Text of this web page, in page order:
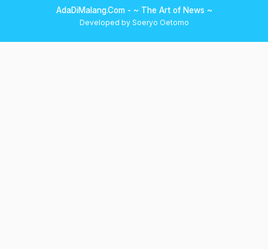
AdaDiMalang.Com - ~ The Art of News ~
Developed by Soeryo Oetomo